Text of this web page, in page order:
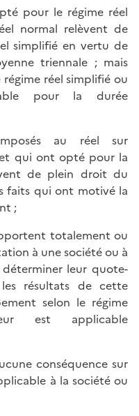
pour le régime réel
normal relèvent de
simplifié en vertu de
triennale ; mais
réel simplifié ou
pour la durée
au réel sur
qui ont opté pour la
de plein droit du
faits qui ont motivé la
;
totalement ou
à une société ou à
leur quote-
résultats de cette
selon le régime
est applicable
conséquence sur
à la société ou